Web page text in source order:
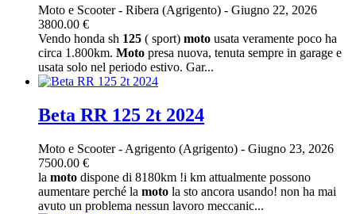
Moto e Scooter- Ribera (Agrigento) - Giugno 22, 2026
3800.00 €
Vendo honda sh 125 ( sport) moto usata veramente poco ha
circa 1.800km. Moto presa nuova, tenuta sempre in garage e
usata solo nel periodo estivo. Gar...
Beta RR 125 2t 2024
Moto e Scooter- Agrigento (Agrigento) - Giugno 23, 2026
7500.00 €
la moto dispone di 8180km !i km attualmente possono
aumentare perché la moto la sto ancora usando! non ha mai
avuto un problema nessun lavoro meccanic...